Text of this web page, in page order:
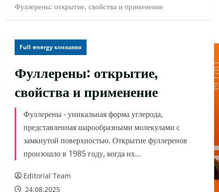
Фуллерены: открытие, свойства и применение
Full energy компания
Фуллерены: открытие,
свойства и применение
Фуллерены - уникальная форма углерода,
представленная шарообразными молекулами с
замкнутой поверхностью. Открытие фуллеренов
произошло в 1985 году, когда их...
Editorial Team
24.08.2025